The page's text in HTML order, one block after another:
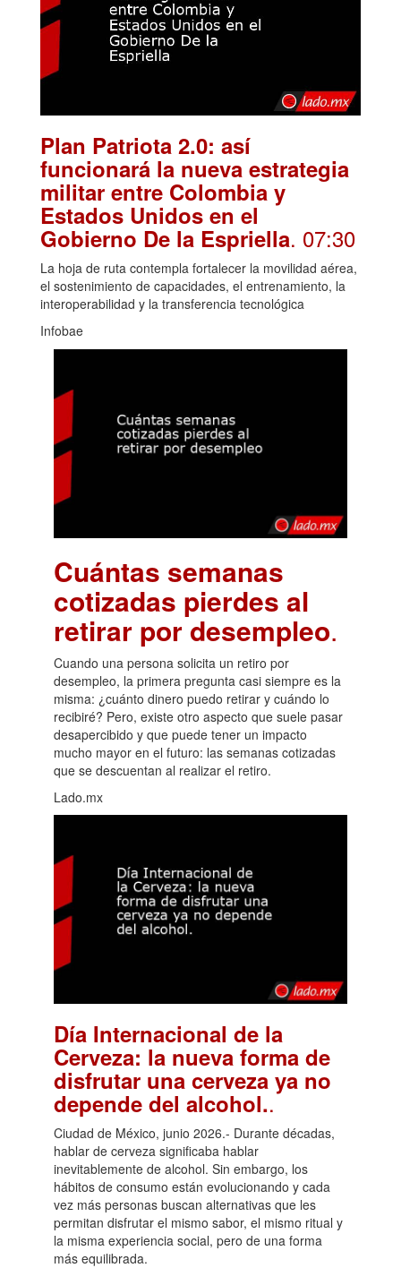
Plan Patriota 2.0: así
funcionará la nueva estrategia
militar entre Colombia y
Estados Unidos en el
Gobierno De la Espriella. 07:30
La hoja de ruta contempla fortalecer la movilidad aérea,
el sostenimiento de capacidades, el entrenamiento, la
interoperabilidad y la transferencia tecnológica
Infobae
Cuántas semanas
cotizadas pierdes al
retirar por desempleo.
Cuando una persona solicita un retiro por
desempleo, la primera pregunta casi siempre es la
misma: ¿cuánto dinero puedo retirar y cuándo lo
recibiré? Pero, existe otro aspecto que suele pasar
desapercibido y que puede tener un impacto
mucho mayor en el futuro: las semanas cotizadas
que se descuentan al realizar el retiro.
Lado.mx
Día Internacional de la
Cerveza: la nueva forma de
disfrutar una cerveza ya no
depende del alcohol..
Ciudad de México, junio 2026.- Durante décadas,
hablar de cerveza significaba hablar
inevitablemente de alcohol. Sin embargo, los
hábitos de consumo están evolucionando y cada
vez más personas buscan alternativas que les
permitan disfrutar el mismo sabor, el mismo ritual y
la misma experiencia social, pero de una forma
más equilibrada.